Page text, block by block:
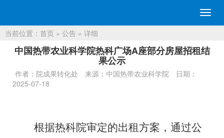
切
换
航
当前位置： 首页 » 公告 » 详细
中国热带农业科学院热科广场A座部分房屋招租结
果公示
作者：院成果转化处 来源：中国热带农业科学院
日期：
2025-07-18
根据热科院审定的出租方案， 通过公